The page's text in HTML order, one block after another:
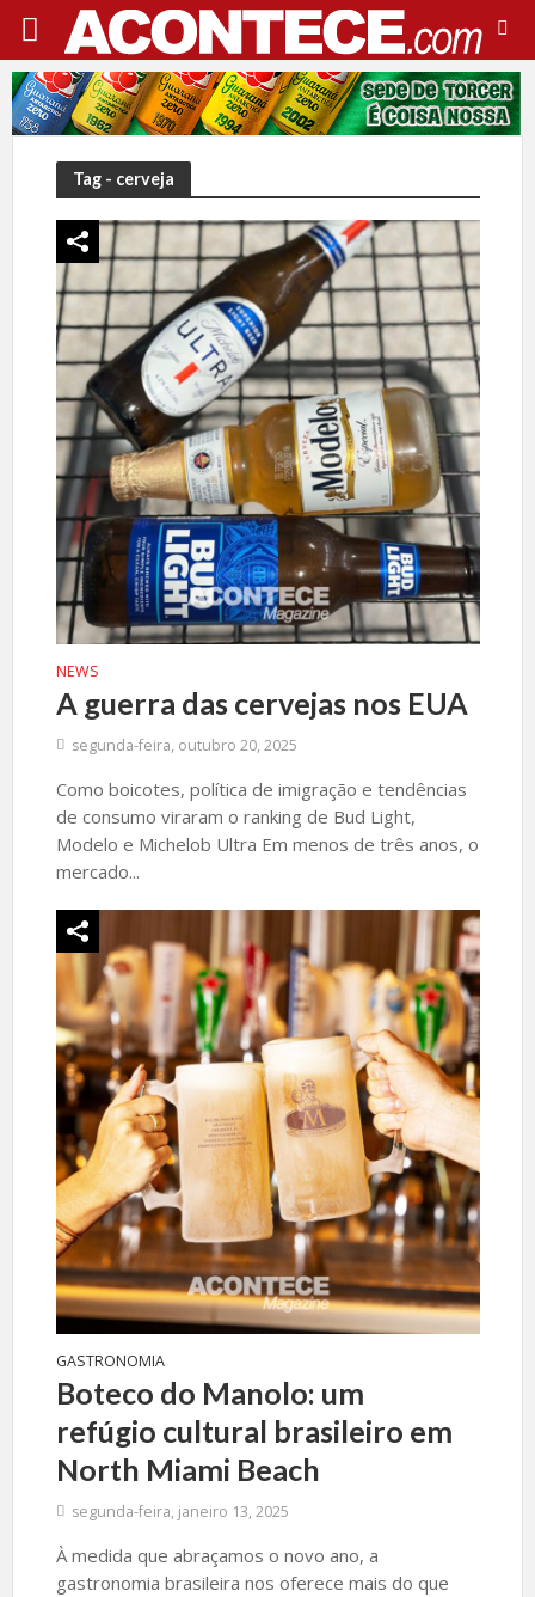
Tag - cerveja
NEWS
A guerra das cervejas nos EUA
segunda-feira, outubro 20, 2025
Como boicotes, política de imigração e tendências
de consumo viraram o ranking de Bud Light,
Modelo e Michelob Ultra Em menos de três anos, o
mercado...
GASTRONOMIA
Boteco do Manolo: um
refúgio cultural brasileiro em
North Miami Beach
segunda-feira, janeiro 13, 2025
À medida que abraçamos o novo ano, a
gastronomia brasileira nos oferece mais do que